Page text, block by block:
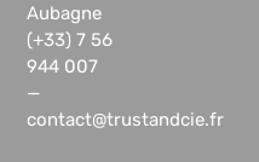
Aubagne
(+33) 7 56
944 007
—
contact@trustandcie.fr